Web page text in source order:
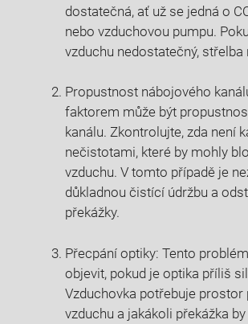
dostatečná, ať už se jedná o
nebo vzduchovou pumpu.
vzduchu nedostatečný, střelba
Propustnost nábojového
faktorem může být
kanálu. Zkontrolujte, zda není
nečistotami, které by mohly
vzduchu. V tomto případě je
důkladnou čistící údržbu a
překážky.
Přecpání optiky: Tento
objevit, pokud je optika příliš
Vzduchovka potřebuje prostor
vzduchu a jakákoli překážka